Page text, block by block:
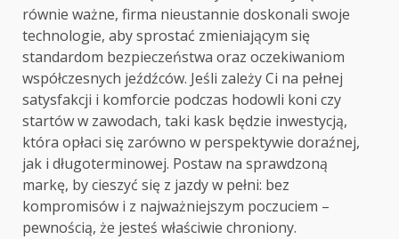
równie ważne, firma nieustannie doskonali swoje
technologie, aby sprostać zmieniającym się
standardom bezpieczeństwa oraz oczekiwaniom
współczesnych jeźdźców. Jeśli zależy Ci na pełnej
satysfakcji i komforcie podczas hodowli koni czy
startów w zawodach, taki kask będzie inwestycją,
która opłaci się zarówno w perspektywie doraźnej,
jak i długoterminowej. Postaw na sprawdzoną
markę, by cieszyć się z jazdy w pełni: bez
kompromisów i z najważniejszym poczuciem –
pewnością, że jesteś właściwie chroniony.